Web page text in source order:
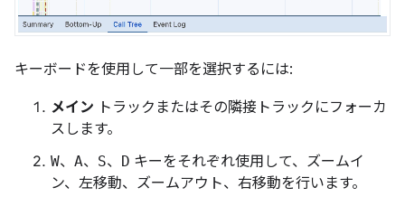
キーボードを使用して一部を選択するには:
メイン トラックまたはその隣接トラックにフォーカ
スします。
W、 A、 S、 D キーをそれぞれ使用して、ズームイ
ン、左移動、ズームアウト、右移動を行います。